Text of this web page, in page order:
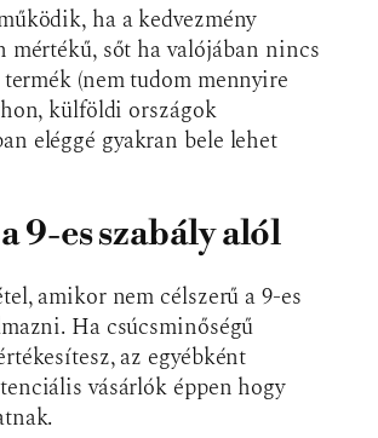
ha a kedvezmény
mértékű, sőt ha valójában nincs
(nem tudom mennyire
külföldi országok
eléggé gyakran bele lehet
9-es szabály alól
amikor nem célszerű a 9-es
Ha csúcsminőségű
az egyébként
vásárlók éppen hogy